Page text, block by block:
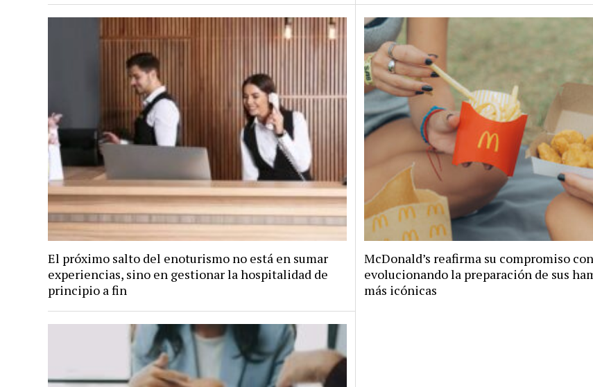
El próximo salto del enoturismo no está en sumar
experiencias, sino en gestionar la hospitalidad de
principio a fin
McDonald’s reafirma su compromiso
evolucionando la preparación de sus
más icónicas